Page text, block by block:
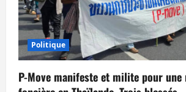
d
’
a
Politique
P-Move manifeste et milite pour